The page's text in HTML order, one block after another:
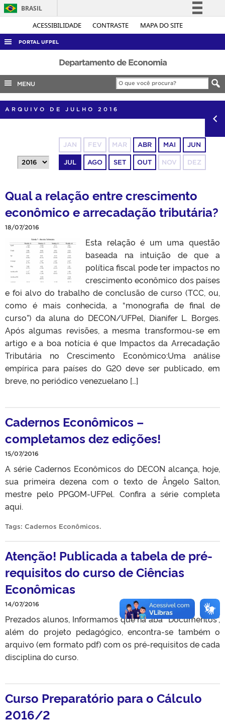
ACESSIBILIDADE CONTRASTE MAPA DO SITE
BRASIL
Simplifique!
Legislação
Canais
PORTAL UFPEL
ACESSO À INFORMAÇÃO
AUDITORIA
COBALTO
CONCURSOS
OUVIDORIA
TELEFONES
Departamento de Economia
MENU
ARQUIVO DE JULHO 2016
JAN FEV MAR ABR MAI JUN
JUL AGO SET OUT NOV DEZ
Qual a relação entre crescimento
econômico e arrecadação tributária?
18/07/2016
Esta relação é um uma questão
baseada na intuição de que a
política fiscal pode ter impactos no
crescimento econômico dos países
e foi alvo do trabalho de conclusão de curso (TCC, ou,
como é mais conhecida, a “monografia de final de
curso”) da aluna do DECON/UFPel, Dianifer L. Borges.
Após algumas revisões, a mesma transformou-se em
artigo e a boa notícia é que Impactos da Arrecadação
Tributária no Crescimento Econômico:Uma análise
empírica para países do G20 deve ser publicado, em
breve, no periódico venezuelano […]
Cadernos Econômicos –
completamos dez edições!
15/07/2016
A série Cadernos Econômicos do DECON alcança, hoje,
sua primeira dezena com o texto de Ângelo Salton,
mestre pelo PPGOM-UFPel. Confira a série completa
aqui.
Tags: Cadernos Econômicos.
Atenção! Publicada a tabela de pré-
requisitos do curso de Ciências
Econômicas
14/07/2016
Prezados alunos, Informamos que na aba “Documentos”,
além do projeto pedagógico, encontra-se também o
arquivo (em formato pdf) com os pré-requisitos de cada
disciplina do curso.
Curso Preparatório para o Cálculo
2016/2